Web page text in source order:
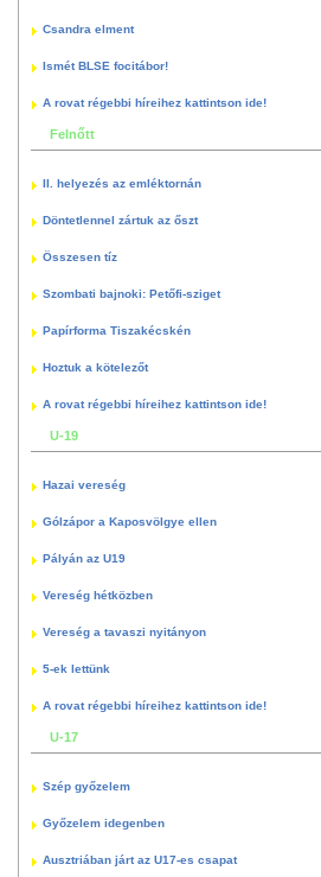
Csandra elment
Ismét BLSE focitábor!
A rovat régebbi híreihez kattintson ide!
Felnőtt
II. helyezés az emléktornán
Döntetlennel zártuk az őszt
Összesen tíz
Szombati bajnoki: Petőfi-sziget
Papírforma Tiszakécskén
Hoztuk a kötelezőt
A rovat régebbi híreihez kattintson ide!
U-19
Hazai vereség
Gólzápor a Kaposvölgye ellen
Pályán az U19
Vereség hétközben
Vereség a tavaszi nyitányon
5-ek lettünk
A rovat régebbi híreihez kattintson ide!
U-17
Szép győzelem
Győzelem idegenben
Ausztriában járt az U17-es csapat